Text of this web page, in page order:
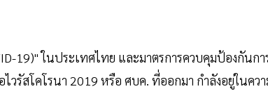
19)" ในประเทศไทย และมาตรการควบคุมป้องกันกา
รัสโคโรนา 2019 หรือ ศบค. ที่ออกมา กำลังอยู่ในคว